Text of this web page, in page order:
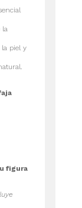
la
la piel y
figura